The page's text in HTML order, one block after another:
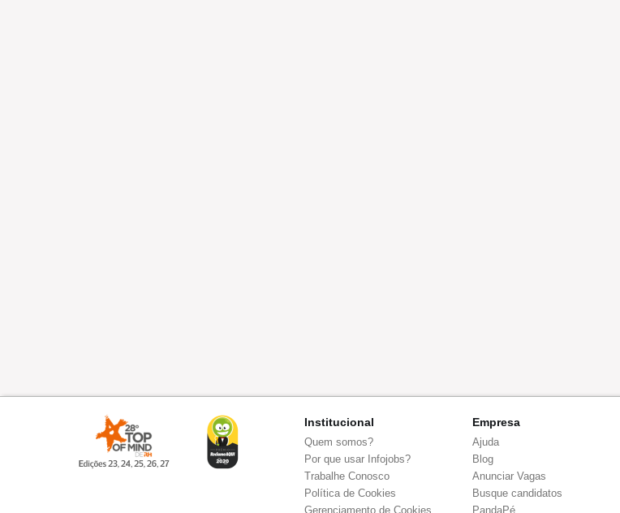
Institucional
Quem somos?
Por que usar Infojobs?
Trabalhe Conosco
Política de Cookies
Gerenciamento de Cookies
Empresa
Ajuda
Blog
Anunciar Vagas
Busque candidatos
PandaPé